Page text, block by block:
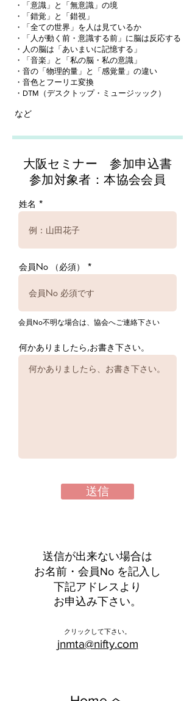
・「意識」と「無意識」の境
・「錯覚」と「錯視」
・「全ての世界」を人は見ているか
・「人が動く前・意識する前」に脳は反応する
​・人の脳は「あいまいに記憶する」
・「音楽」と「私の脳・私の意識」
・音の「物理的量」と「感覚量」の違い
・音色とフーリエ変換
・DTM（デスクトップ・ミュージッック）
など
大阪セミナー 参加申込書
​参加対象者：本協会会員
姓名
会員No （必須）
会員No不明な場合は、協会へご連絡下さい
何かありましたら,お書き下さい。
送信
送信が出来ない場合は
​お名前・会員No を記入し
下記アドレスより
お申込み下さい。
​クリックして下さい。
jnmta@nifty.com